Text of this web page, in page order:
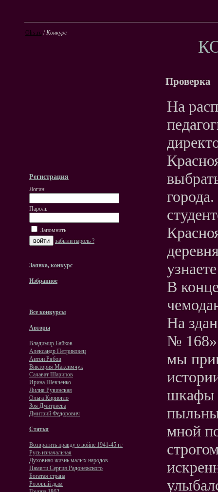
Olrs.ru /Конкурс
Регистрация
Логин
Пароль
Запомнить
забыли пароль ?
Заявка, конкурс
Избранное
Все конкурсы
Авторы
Владимир Байков
Александр Петриковец
Антон Рябов
Виктория Максимчук
Салават Шарипов
Ирина Шевченко
Лилия Рувинская
Ольга Кириогло
Зоя Дмитриева
Дмитрий Федорович
Статьи
Возвратить правду о войне 1941-45 гг
Русь изначальная
Духовная жизнь малых народов
Памяти Сергия Радонежского
Богатая страна
Розовый дым
Проверка
На
В
На
№
мы
шкафы
мной